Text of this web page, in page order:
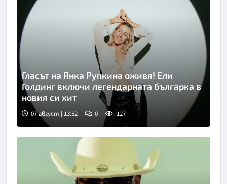
Гласът на Янка Рупкина оживя! Ели
Голдинг включи легендарната българка в
новия си хит
07 август | 13:52 0 127